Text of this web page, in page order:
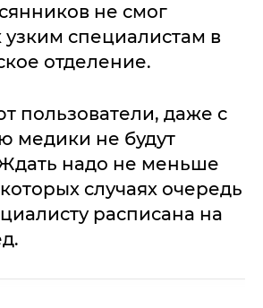
не смог
узким специалистам в
отделение.
пользователи, даже с
медики не будут
надо не меньше
случаях очередь
расписана на